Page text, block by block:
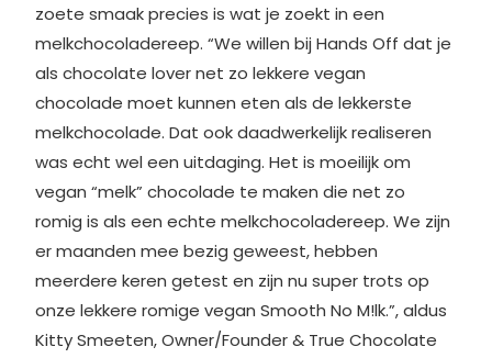
zoete smaak precies is wat je zoekt in een
melkchocoladereep. “We willen bij Hands Off dat je
als chocolate lover net zo lekkere vegan
chocolade moet kunnen eten als de lekkerste
melkchocolade. Dat ook daadwerkelijk realiseren
was echt wel een uitdaging. Het is moeilijk om
vegan “melk” chocolade te maken die net zo
romig is als een echte melkchocoladereep. We zijn
er maanden mee bezig geweest, hebben
meerdere keren getest en zijn nu super trots op
onze lekkere romige vegan Smooth No M!lk.”, aldus
Kitty Smeeten, Owner/Founder & True Chocolate